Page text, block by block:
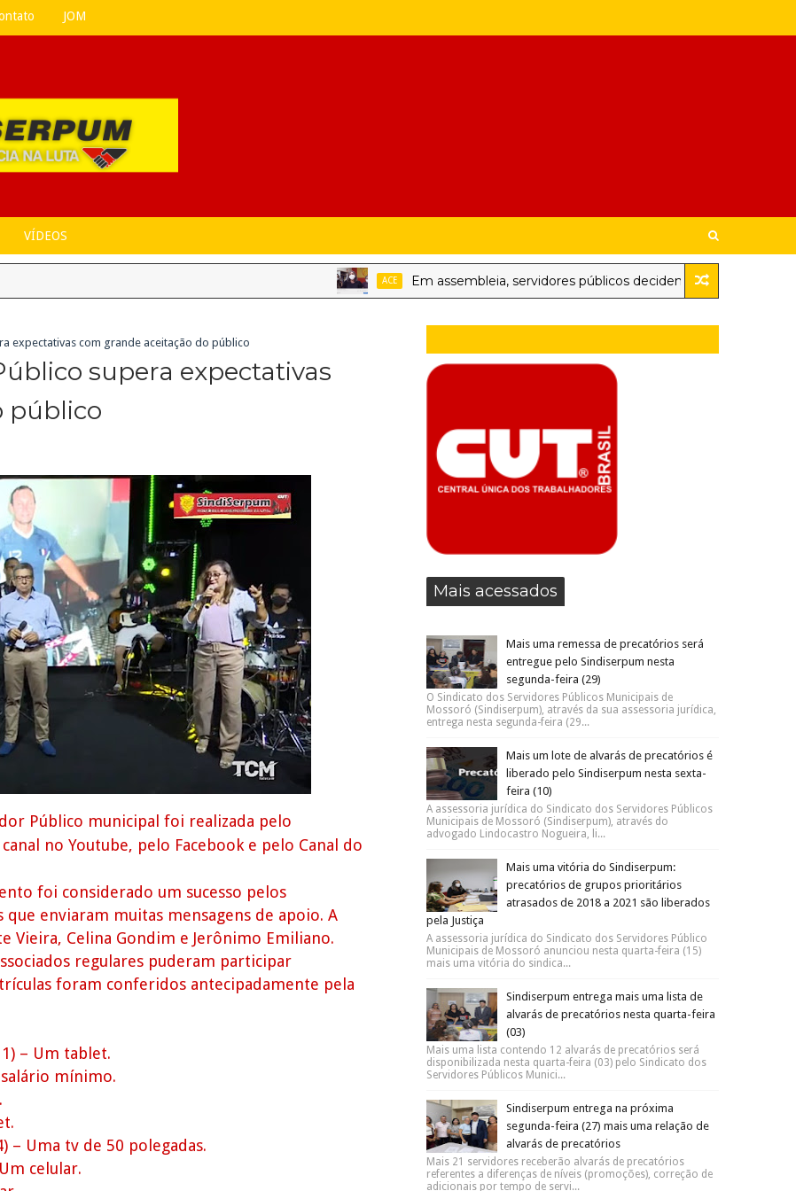
JOM
VÍDEOS
ACE Em assembleia, servidores públicos decidem aguardar
expectativas com grande aceitação do público
supera expectativas
público
Público municipal foi realizada pelo
no Youtube, pelo Facebook e pelo Canal do
foi considerado um sucesso pelos
enviaram muitas mensagens de apoio. A
Vieira, Celina Gondim e Jerônimo Emiliano.
regulares puderam participar
foram conferidos antecipadamente pela
– Um tablet.
salário mínimo.
– Uma tv de 50 polegadas.
celular.
Mais acessados
Mais uma remessa de precatórios será
entregue pelo Sindiserpum nesta
segunda-feira (29)
O Sindicato dos Servidores Públicos Municipais de
Mossoró (Sindiserpum), através da sua assessoria jurídica,
entrega nesta segunda-feira (29...
Mais um lote de alvarás de precatórios é
liberado pelo Sindiserpum nesta sexta-
feira (10)
A assessoria jurídica do Sindicato dos Servidores Públicos
Municipais de Mossoró (Sindiserpum), através do
advogado Lindocastro Nogueira, li...
Mais uma vitória do Sindiserpum:
precatórios de grupos prioritários
atrasados de 2018 a 2021 são liberados
pela Justiça
A assessoria jurídica do Sindicato dos Servidores Público
Municipais de Mossoró anunciou nesta quarta-feira (15)
mais uma vitória do sindica...
Sindiserpum entrega mais uma lista de
alvarás de precatórios nesta quarta-feira
(03)
Mais uma lista contendo 12 alvarás de precatórios será
disponibilizada nesta quarta-feira (03) pelo Sindicato dos
Servidores Públicos Munici...
Sindiserpum entrega na próxima
segunda-feira (27) mais uma relação de
alvarás de precatórios
Mais 21 servidores receberão alvarás de precatórios
referentes a diferenças de níveis (promoções), correção de
adicionais por tempo de servi...